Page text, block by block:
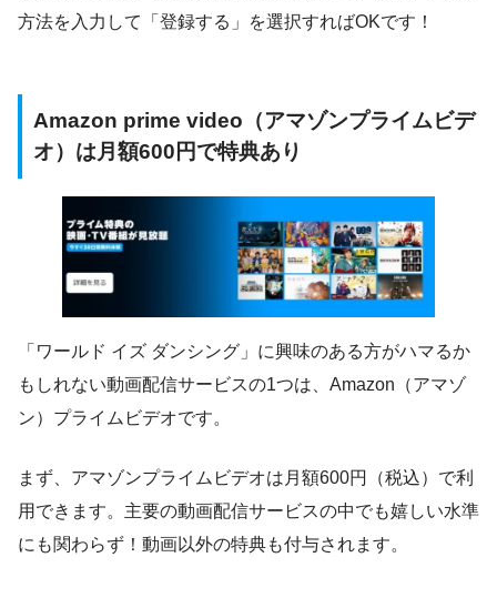
方法を入力して「登録する」を選択すればOKです！
Amazon prime video（アマゾンプライムビデ
オ）は月額600円で特典あり
「ワールド イズ ダンシング」に興味のある方がハマるか
もしれない動画配信サービスの1つは、Amazon（アマゾ
ン）プライムビデオです。
まず、アマゾンプライムビデオは月額600円（税込）で利
用できます。主要の動画配信サービスの中でも嬉しい水準
にも関わらず！動画以外の特典も付与されます。